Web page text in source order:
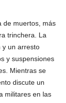
de muertos, más
trinchera. La
y un arresto
y suspensiones
Mientras se
discute un
militares en las